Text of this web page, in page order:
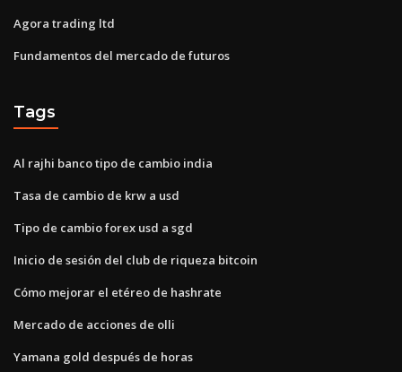
Agora trading ltd
Fundamentos del mercado de futuros
Tags
Al rajhi banco tipo de cambio india
Tasa de cambio de krw a usd
Tipo de cambio forex usd a sgd
Inicio de sesión del club de riqueza bitcoin
Cómo mejorar el etéreo de hashrate
Mercado de acciones de olli
Yamana gold después de horas